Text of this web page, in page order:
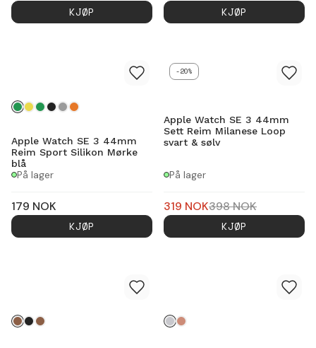
KJØP
KJØP
Apple Watch SE 3 44mm
Reim Sport Silikon Mørke
blå
På lager
179 NOK
KJØP
-20%
Apple Watch SE 3 44mm
Sett Reim Milanese Loop
svart & sølv
På lager
319 NOK398NOK
KJØP